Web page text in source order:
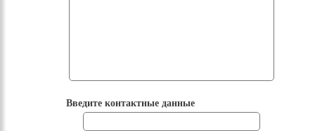
Введите контактные данные